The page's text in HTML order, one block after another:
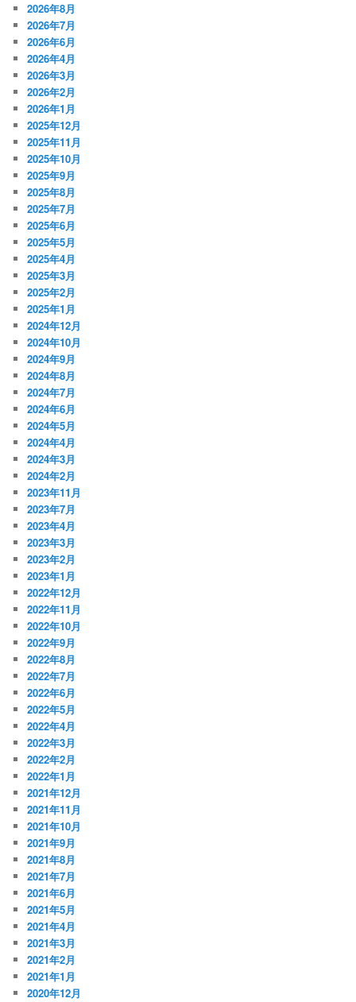
2026年8月
2026年7月
2026年6月
2026年4月
2026年3月
2026年2月
2026年1月
2025年12月
2025年11月
2025年10月
2025年9月
2025年8月
2025年7月
2025年6月
2025年5月
2025年4月
2025年3月
2025年2月
2025年1月
2024年12月
2024年10月
2024年9月
2024年8月
2024年7月
2024年6月
2024年5月
2024年4月
2024年3月
2024年2月
2023年11月
2023年7月
2023年4月
2023年3月
2023年2月
2023年1月
2022年12月
2022年11月
2022年10月
2022年9月
2022年8月
2022年7月
2022年6月
2022年5月
2022年4月
2022年3月
2022年2月
2022年1月
2021年12月
2021年11月
2021年10月
2021年9月
2021年8月
2021年7月
2021年6月
2021年5月
2021年4月
2021年3月
2021年2月
2021年1月
2020年12月